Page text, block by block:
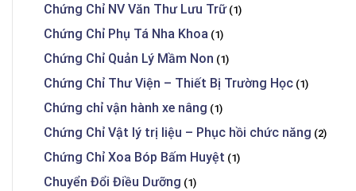
Chứng Chỉ NV Văn Thư Lưu Trữ(1)
Chứng Chỉ Phụ Tá Nha Khoa (1)
Chứng Chỉ Quản Lý Mầm Non (1)
Chứng Chỉ Thư Viện – Thiết Bị Trường Học (1)
Chứng chỉ vận hành xe nâng (1)
Chứng Chỉ Vật lý trị liệu – Phục hồi chức năng (2)
Chứng Chỉ Xoa Bóp Bấm Huyệt (1)
Chuyển Đổi Điều Dưỡng (1)